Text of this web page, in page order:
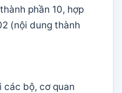
phần 10, hợp
(nội dung thành
các bộ, cơ quan